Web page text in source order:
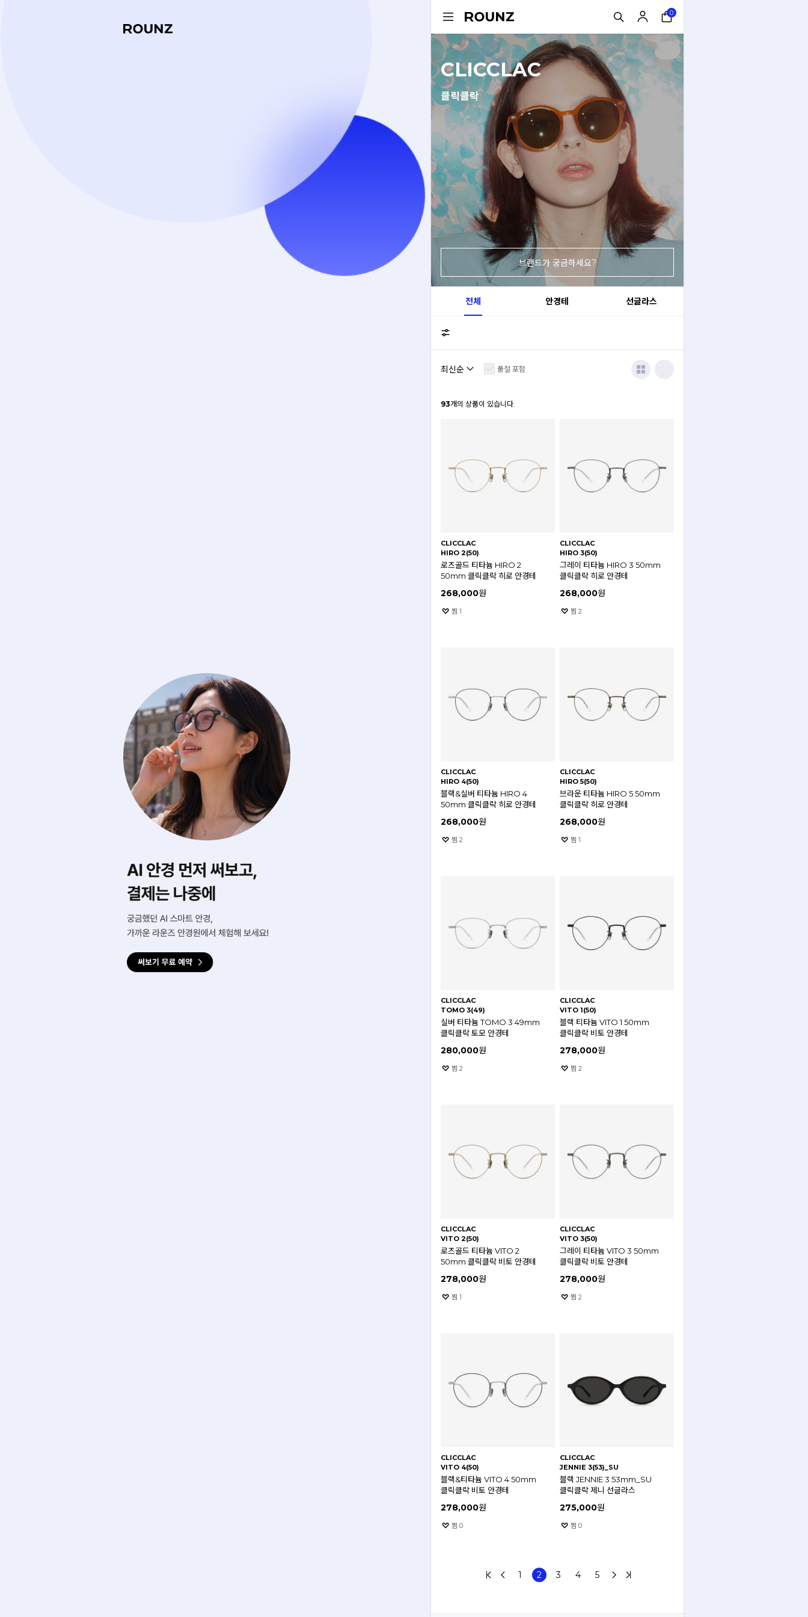
0
CLICCLAC
클릭클락
브랜드가 궁금하세요?
전체 안경테 선글라스
품절 포함
93개의 상품이 있습니다.
CLICCLAC
HIRO 2(50)
로즈골드 티타늄 HIRO 2
50mm 클릭클락 히로 안경테
268,000원
찜 1
CLICCLAC
HIRO 3(50)
그레이 티타늄 HIRO 3 50mm
클릭클락 히로 안경테
268,000원
찜 2
CLICCLAC
HIRO 4(50)
블랙&실버 티타늄 HIRO 4
50mm 클릭클락 히로 안경테
268,000원
찜 2
CLICCLAC
HIRO 5(50)
브라운 티타늄 HIRO 5 50mm
클릭클락 히로 안경테
268,000원
찜 1
CLICCLAC
TOMO 3(49)
실버 티타늄 TOMO 3 49mm
클릭클락 토모 안경테
280,000원
찜 2
CLICCLAC
VITO 1(50)
블랙 티타늄 VITO 1 50mm
클릭클락 비토 안경테
278,000원
찜 2
CLICCLAC
VITO 2(50)
로즈골드 티타늄 VITO 2
50mm 클릭클락 비토 안경테
278,000원
찜 1
CLICCLAC
VITO 3(50)
그레이 티타늄 VITO 3 50mm
클릭클락 비토 안경테
278,000원
찜 2
CLICCLAC
VITO 4(50)
블랙&티타늄 VITO 4 50mm
클릭클락 비토 안경테
278,000원
찜 0
CLICCLAC
JENNIE 3(53)_SU
블랙 JENNIE 3 53mm_SU
클릭클락 제니 선글라스
275,000원
찜 0
1 2 3 4 5